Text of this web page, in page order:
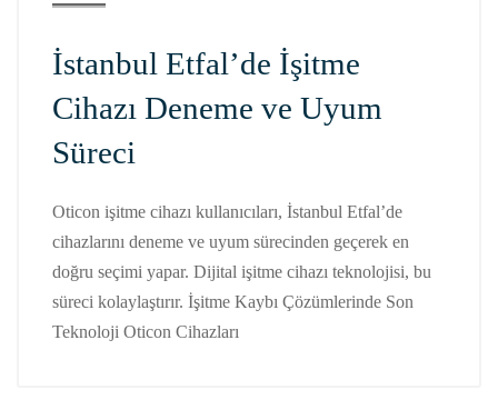
İstanbul Etfal’de İşitme
Cihazı Deneme ve Uyum
Süreci
Oticon işitme cihazı kullanıcıları, İstanbul Etfal’de
cihazlarını deneme ve uyum sürecinden geçerek en
doğru seçimi yapar. Dijital işitme cihazı teknolojisi, bu
süreci kolaylaştırır. İşitme Kaybı Çözümlerinde Son
Teknoloji Oticon Cihazları